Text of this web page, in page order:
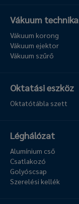
Vákuum technika
Vákuum korong
Vákuum ejektor
Vákuum szűrő
Oktatási eszköz
Oktatótábla szett
Léghálózat
Alumínium cső
Csatlakozó
Golyóscsap
Szerelési kellék